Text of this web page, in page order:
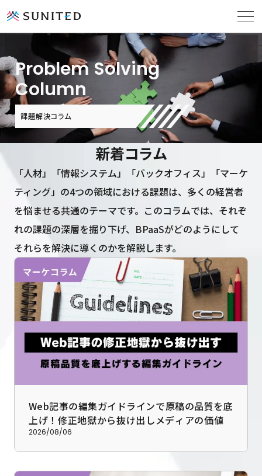
ソリューション
導入事例
お役立ち資料
会社概要
採用情報
お問い合わせ
プライバシーポリシー
Problem Solving
Column
課題解決コラム
新着コラム
「人材」「情報システム」「バックオフィス」「マーケ
ティング」の4つの領域における課題は、多くの経営者
を悩ませる共通のテーマです。 このコラムでは、それぞ
れの課題の深層を掘り下げ、 BPaaSがどのようにして
それらを解決に導くのかを解説します。
Web記事の編集ガイドラインで原稿の品質を底
上げ！修正地獄から抜け出しメディアの価値を
高めるノウハウ
2026/08/06